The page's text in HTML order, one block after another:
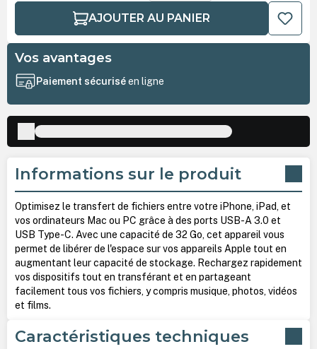
AJOUTER AU PANIER
Vos avantages
Paiement sécuriséen ligne
Informations sur le produit
Optimisez le transfert de fichiers entre votre iPhone, iPad, et
vos ordinateurs Mac ou PC grâce à des ports USB-A 3.0 et
USB Type-C. Avec une capacité de 32 Go, cet appareil vous
permet de libérer de l'espace sur vos appareils Apple tout en
augmentant leur capacité de stockage. Rechargez rapidement
vos dispositifs tout en transférant et en partageant
facilement tous vos fichiers, y compris musique, photos, vidéos
et films.
Caractéristiques techniques